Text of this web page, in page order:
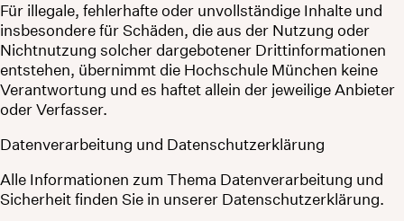
Für illegale, fehlerhafte oder unvollständige Inhalte und
insbesondere für Schäden, die aus der Nutzung oder
Nichtnutzung solcher dargebotener Drittinformationen
entstehen, übernimmt die Hochschule München keine
Verantwortung und es haftet allein der jeweilige Anbieter
oder Verfasser.
Datenverarbeitung und Datenschutzerklärung
Alle Informationen zum Thema Datenverarbeitung und
Sicherheit finden Sie in unserer Datenschutzerklärung.